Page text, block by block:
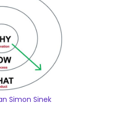
Simon Sinek